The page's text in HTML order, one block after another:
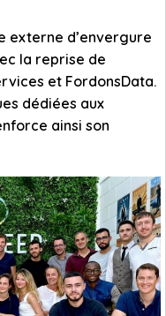
externe d’envergure
la reprise de
et FordonsData.
dédiées aux
ainsi son